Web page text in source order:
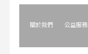
關於我們 公益服務